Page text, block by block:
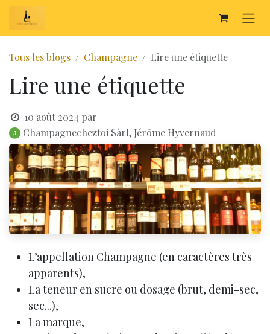
SE RENDRE AU CONTENU
Tous les blogs Champagne Lire une étiquette
Lire une étiquette
10 août 2024 par
Champagnecheztoi Sàrl, Jérôme Hyvernaud
L’appellation Champagne (en caractères très
apparents),
La teneur en sucre ou dosage (brut, demi-sec,
sec...),
La marque,